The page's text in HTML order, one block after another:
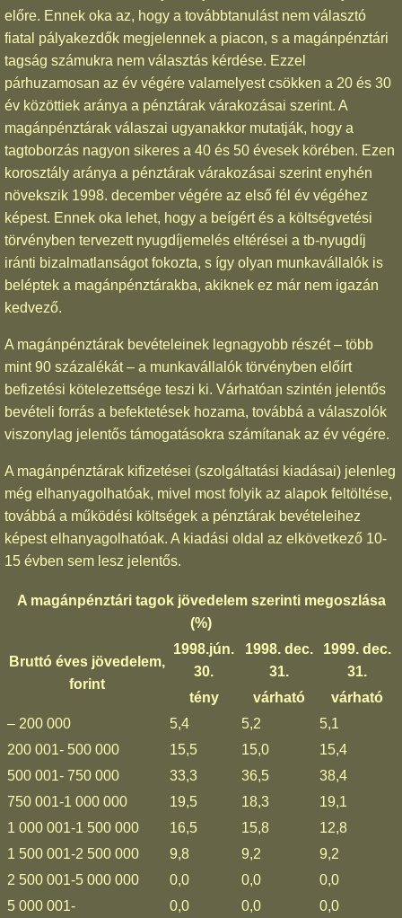
előre. Ennek oka az, hogy a továbbtanulást nem választó
fiatal pályakezdők megjelennek a piacon, s a magánpénztári
tagság számukra nem választás kérdése. Ezzel
párhuzamosan az év végére valamelyest csökken a 20 és 30
év közöttiek aránya a pénztárak várakozásai szerint. A
magánpénztárak válaszai ugyanakkor mutatják, hogy a
tagtoborzás nagyon sikeres a 40 és 50 évesek körében. Ezen
korosztály aránya a pénztárak várakozásai szerint enyhén
növekszik 1998. december végére az első fél év végéhez
képest. Ennek oka lehet, hogy a beígért és a költségvetési
törvényben tervezett nyugdíjemelés eltérései a tb-nyugdíj
iránti bizalmatlanságot fokozta, s így olyan munkavállalók is
beléptek a magánpénztárakba, akiknek ez már nem igazán
kedvező.
A magánpénztárak bevételeinek legnagyobb részét – több
mint 90 százalékát – a munkavállalók törvényben előírt
befizetési kötelezettsége teszi ki. Várhatóan szintén jelentős
bevételi forrás a befektetések hozama, továbbá a válaszolók
viszonylag jelentős támogatásokra számítanak az év végére.
A magánpénztárak kifizetései (szolgáltatási kiadásai) jelenleg
még elhanyagolhatóak, mivel most folyik az alapok feltöltése,
továbbá a működési költségek a pénztárak bevételeihez
képest elhanyagolhatóak. A kiadási oldal az elkövetkező 10-
15 évben sem lesz jelentős.
A magánpénztári tagok jövedelem szerinti megoszlása
(%)
Bruttó éves jövedelem,
forint
1998.jún.
30.
1998. dec.
31.
1999. dec.
31.
tény
várható
várható
– 200 000
5,4 5,2
5,1
200 001- 500 000
15,5 15,0
15,4
500 001- 750 000
33,3 36,5
38,4
750 001-1 000 000
19,5 18,3
19,1
1 000 001-1 500 000
16,5 15,8
12,8
1 500 001-2 500 000
9,8 9,2
9,2
2 500 001-5 000 000
0,0 0,0
0,0
5 000 001-
0,0 0,0
0,0